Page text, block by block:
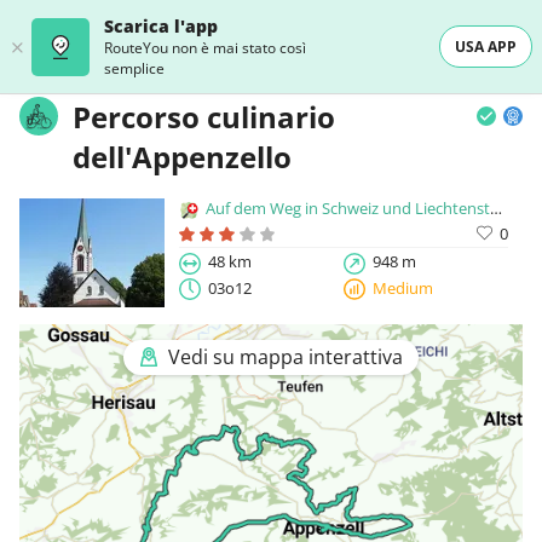
Scarica l'app
RouteYou non è mai stato così
semplice
USA APP
Percorso culinario
dell'Appenzello
Auf dem Weg in Schweiz und Liechtenstein
0
48 km
948 m
03o12
Medium
Vedi su mappa interattiva